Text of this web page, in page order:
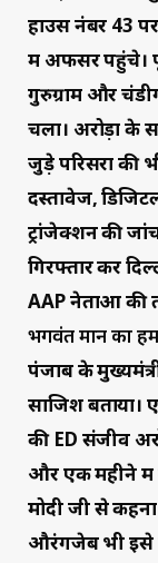
हाउस नंबर 43
में अफसर पहुंचे।
गुरुग्राम और
चला। अरोड़ा के
जुड़े परिसरों की
दस्तावेज,
ट्रांजेक्शन की
गिरफ्तार कर
AAP नेताओं की
भगवंत मान का
पंजाब के
साजिश बताया।
की ED संजीव
और एक महीने में
मोदी जी से
औरंगजेब भी इसे